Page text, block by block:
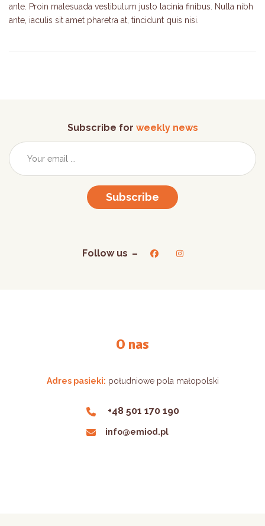
ante. Proin malesuada vestibulum justo lacinia finibus. Nulla nibh
ante, iaculis sit amet pharetra at, tincidunt quis nisi.
Subscribe for weekly news
Subscribe
Follow us
O nas
Adres pasieki: południowe pola małopolski
+48 501 170 190
info@emiod.pl